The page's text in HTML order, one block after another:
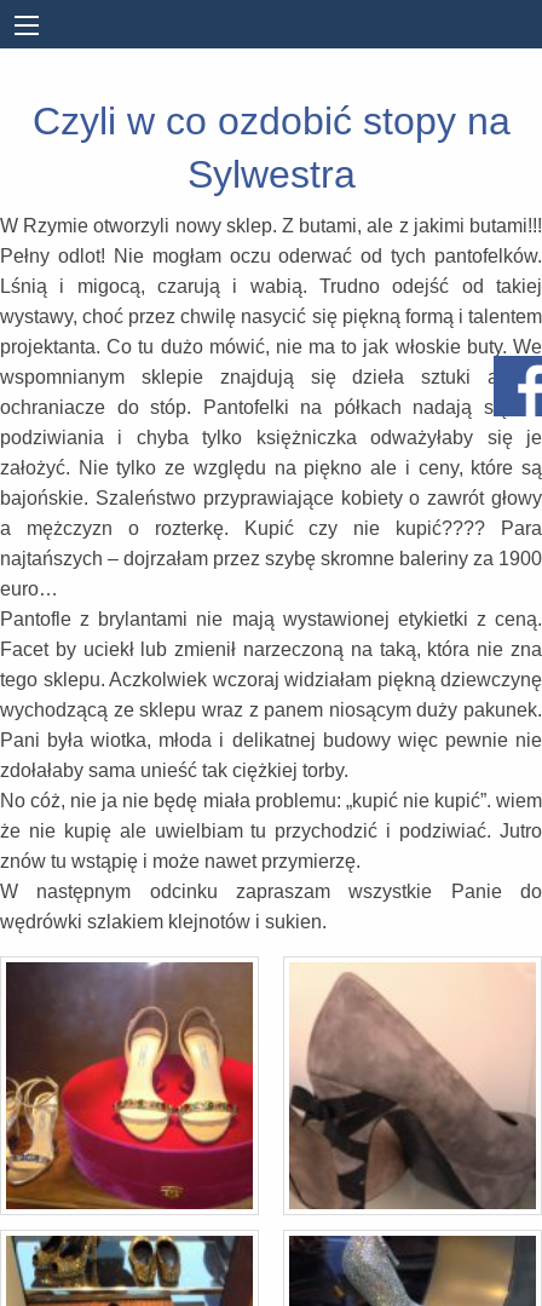
Czyli w co ozdobić stopy na
Sylwestra
W Rzymie otworzyli nowy sklep. Z butami, ale z jakimi butami!!!
Pełny odlot! Nie mogłam oczu oderwać od tych pantofelków.
Lśnią i migocą, czarują i wabią. Trudno odejść od takiej
wystawy, choć przez chwilę nasycić się piękną formą i talentem
projektanta. Co tu dużo mówić, nie ma to jak włoskie buty. We
wspomnianym sklepie znajdują się dzieła sztuki a nie
ochraniacze do stóp. Pantofelki na półkach nadają się do
podziwiania i chyba tylko księżniczka odważyłaby się je
założyć. Nie tylko ze względu na piękno ale i ceny, które są
bajońskie. Szaleństwo przyprawiające kobiety o zawrót głowy
a mężczyzn o rozterkę. Kupić czy nie kupić???? Para
najtańszych – dojrzałam przez szybę skromne baleriny za 1900
euro…
Pantofle z brylantami nie mają wystawionej etykietki z ceną.
Facet by uciekł lub zmienił narzeczoną na taką, która nie zna
tego sklepu. Aczkolwiek wczoraj widziałam piękną dziewczynę
wychodzącą ze sklepu wraz z panem niosącym duży pakunek.
Pani była wiotka, młoda i delikatnej budowy więc pewnie nie
zdołałaby sama unieść tak ciężkiej torby.
No cóż, nie ja nie będę miała problemu: „kupić nie kupić”. wiem
że nie kupię ale uwielbiam tu przychodzić i podziwiać. Jutro
znów tu wstąpię i może nawet przymierzę.
W następnym odcinku zapraszam wszystkie Panie do
wędrówki szlakiem klejnotów i sukien.